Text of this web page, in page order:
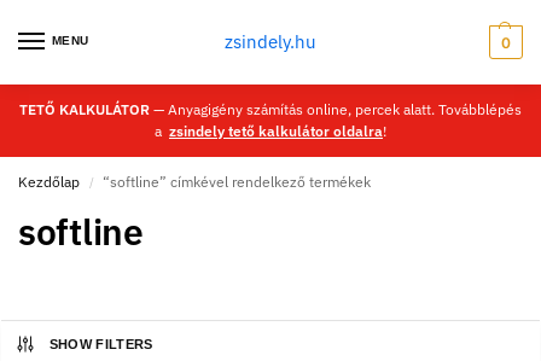
MENU zsindely.hu 0
TETŐ KALKULÁTOR — Anyagigény számítás online, percek alatt. Továbblépés
a zsindely tető kalkulátor oldalra!
Kezdőlap / “softline” címkével rendelkező termékek
softline
SHOW FILTERS